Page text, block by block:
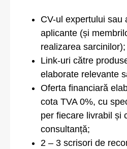
CV-ul expertului sau
aplicante (și
realizarea sarcinilor);
Link-uri către
elaborate relevante
Oferta financiară
cota TVA 0%, cu
per fiecare livrabil și
consultanță;
2 – 3 scrisori de